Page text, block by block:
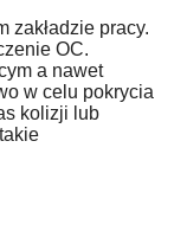
zakładzie pracy.
OC.
a nawet
w celu pokrycia
kolizji lub